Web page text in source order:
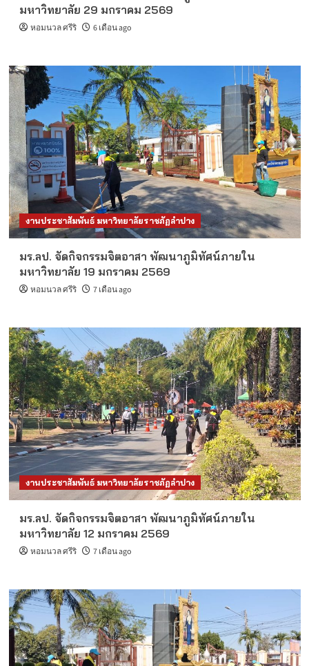
มหาวิทยาลัย 29 มกราคม 2569
หอมนวล ศรีริ 6 เดือน ago
งานประชาสัมพันธ์ มหาวิทยาลัยราชภัฏลำปาง
มร.ลป. จัดกิจกรรมจิตอาสา พัฒนาภูมิทัศน์ภายใน
มหาวิทยาลัย 19 มกราคม 2569
หอมนวล ศรีริ 7 เดือน ago
งานประชาสัมพันธ์ มหาวิทยาลัยราชภัฏลำปาง
มร.ลป. จัดกิจกรรมจิตอาสา พัฒนาภูมิทัศน์ภายใน
มหาวิทยาลัย 12 มกราคม 2569
หอมนวล ศรีริ 7 เดือน ago